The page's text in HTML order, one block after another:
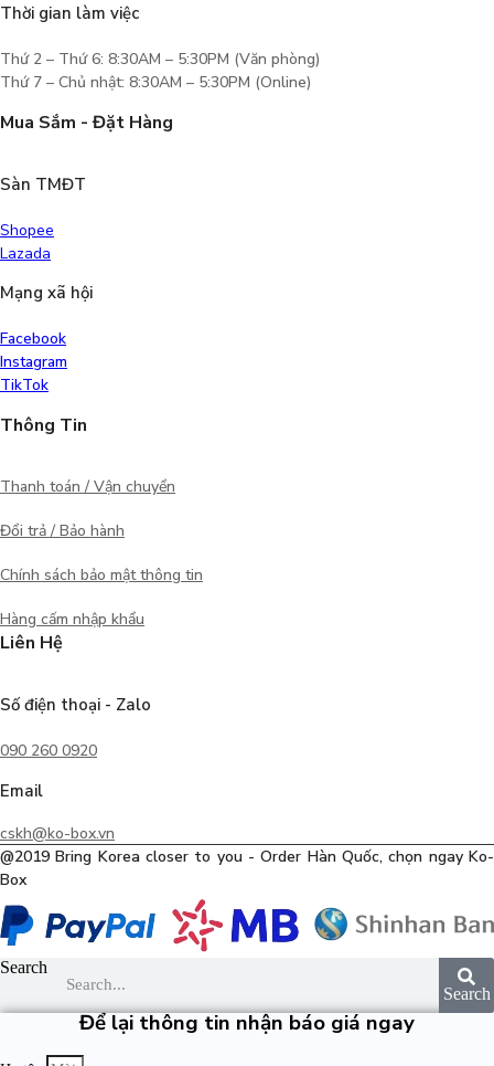
Thời gian làm việc
Thứ 2 – Thứ 6: 8:30AM – 5:30PM (Văn phòng)
Thứ 7 – Chủ nhật: 8:30AM – 5:30PM (Online)
Mua Sắm - Đặt Hàng
Sàn TMĐT
Shopee
Lazada
Mạng xã hội
Facebook
Instagram
TikTok
Thông Tin
Thanh toán / Vận chuyển
Đổi trả / Bảo hành
Chính sách bảo mật thông tin
Hàng cấm nhập khẩu
Liên Hệ
Số điện thoại - Zalo
090 260 0920
Email
cskh@ko-box.vn
@2019 Bring Korea closer to you - Order Hàn Quốc, chọn ngay Ko-
Box
Search
Search
Để lại thông tin nhận báo giá ngay